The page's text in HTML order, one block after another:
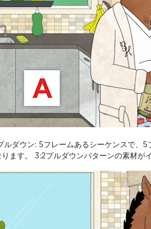
ルダウン: 5フレームあるシーケンスで、
ります。 3:2プルダウンパターンの素材が